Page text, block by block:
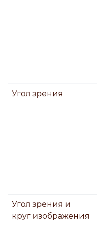
Угол зрения
Угол зрения и
круг изображения